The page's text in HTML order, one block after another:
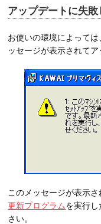
アップデートに失敗
お使いの環境によって
ッセージが表示されて
このメッセージが表示
更新プログラムを実行
さい。